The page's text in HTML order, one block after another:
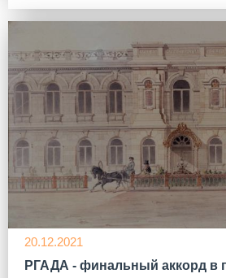
20.12.2021
РГАДА - финальный аккорд в